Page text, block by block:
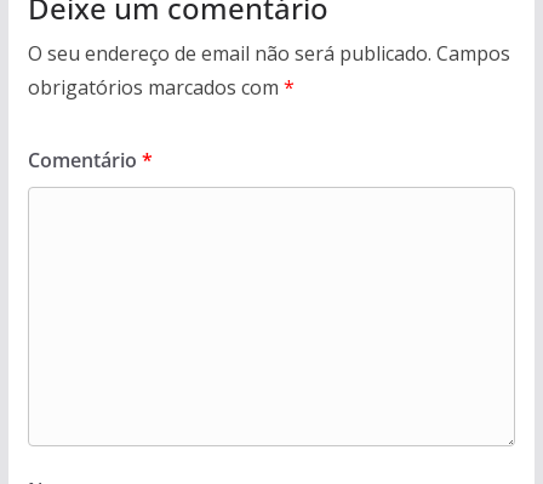
O seu endereço de email não será publicado. Campos
obrigatórios marcados com *
Comentário *